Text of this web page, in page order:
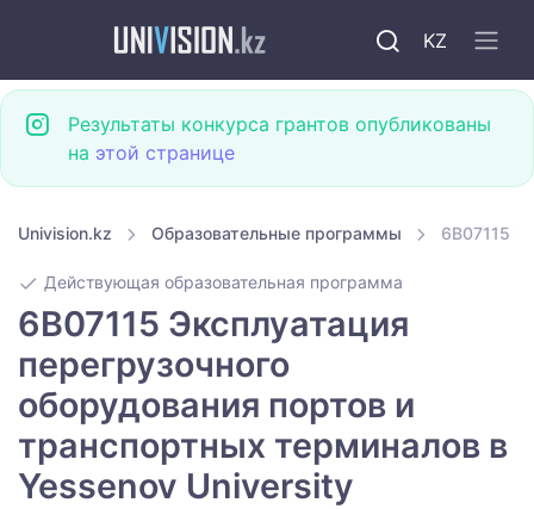
KZ
Результаты конкурса грантов опубликованы
на этой странице
Univision.kz Образовательные программы 6B07115
Действующая образовательная программа
6B07115 Эксплуатация
перегрузочного
оборудования портов и
транспортных терминалов в
Yessenov University